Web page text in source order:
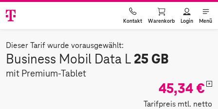
Kontakt Warenkorb Login Menü
Dieser Tarif wurde vorausgewählt:
Business Mobil Data L 25 GB
mit Premium-Tablet
45,34 € *
Tarifpreis mtl. netto